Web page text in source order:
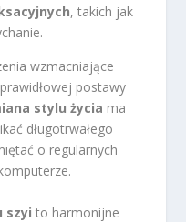
, takich jak
wzmacniające
postawy
stylu życia ma
długotrwałego
o regularnych
szyi to harmonijne